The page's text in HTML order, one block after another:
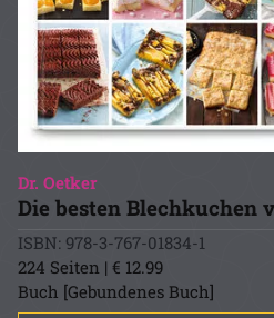
Dr. Oetker
Die besten Blechkuchen
ISBN: 978-3-767-01834-1
224 Seiten | € 12.99
Buch [Gebundenes Buch]